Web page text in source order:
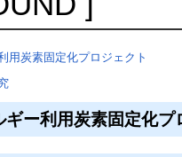
用炭素固定化プロジェクト
ギー利用炭素固定化